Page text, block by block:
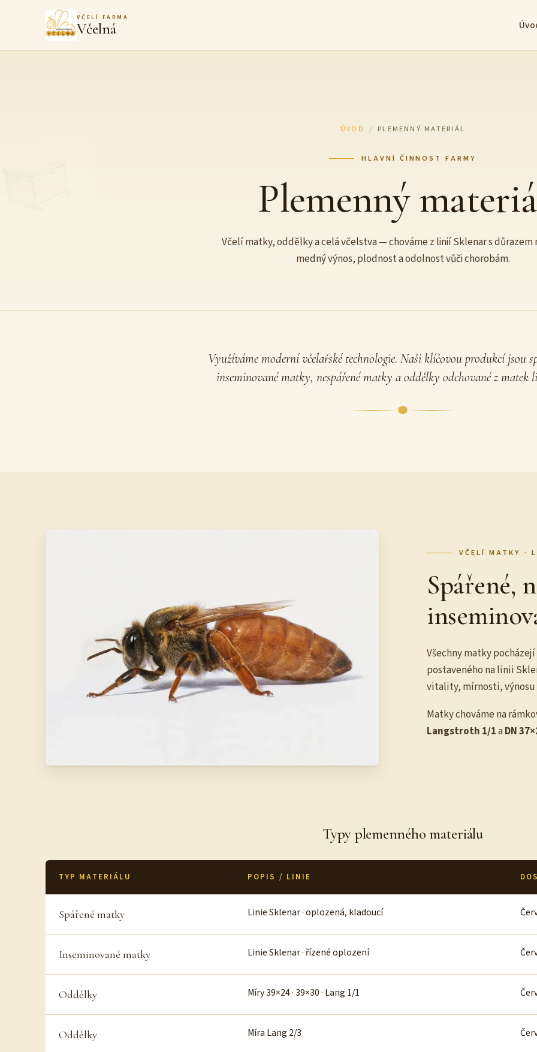
VČELÍ FARMA
Včelná
ÚVOD / PLEMENNÝ MATERIÁL
HLAVNÍ ČINNOST FARMY
Plemenný
Včelí matky, oddělky a celá včelstva — chováme z linií Sklenar s důrazem
medný výnos, plodnost a odolnost vůči chorobám.
Využíváme moderní včelařské technologie. Naši klíčovou produkcí jsou
inseminované matky, nespářené matky a oddělky odchované z matek
VČELÍ MATKY ·
Spářené,
Všechny matky
postaveného na linii
vitality, mírnosti, výnosu
Matky chováme na
Langstroth 1/1a DN
Typy plemenného materiálu
TYP MATERIÁLU POPIS / LINIE
Spářené matky Linie Sklenar · oplozená, kladoucí
Inseminované matky Linie Sklenar · řízené oplození
Oddělky Míry 39×24 · 39×30 · Lang 1/1
Oddělky Míra Lang 2/3